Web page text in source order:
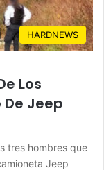
HARDNEWS
Los
Jeep
tres hombres que
Jeep